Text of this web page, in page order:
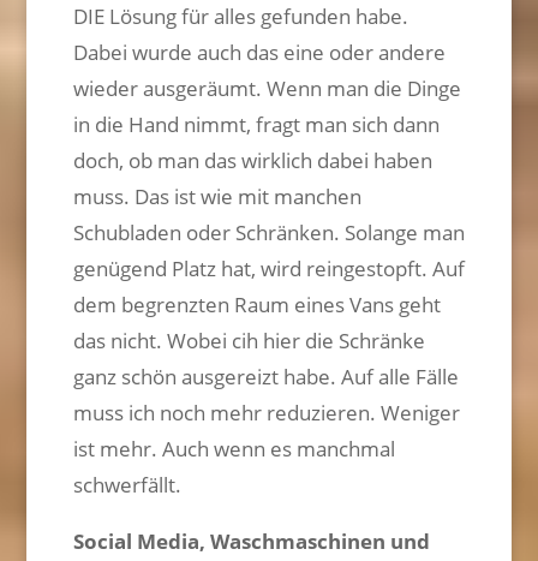
DIE Lösung für alles gefunden habe.
Dabei wurde auch das eine oder andere
wieder ausgeräumt. Wenn man die Dinge
in die Hand nimmt, fragt man sich dann
doch, ob man das wirklich dabei haben
muss. Das ist wie mit manchen
Schubladen oder Schränken. Solange man
genügend Platz hat, wird reingestopft. Auf
dem begrenzten Raum eines Vans geht
das nicht. Wobei cih hier die Schränke
ganz schön ausgereizt habe. Auf alle Fälle
muss ich noch mehr reduzieren. Weniger
ist mehr. Auch wenn es manchmal
schwerfällt.
Social Media, Waschmaschinen und